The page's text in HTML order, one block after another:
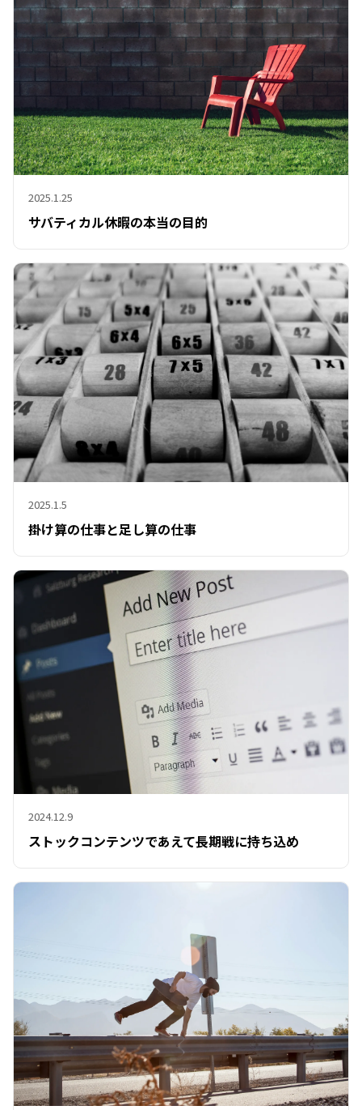
2025.1.25
サバティカル休暇の本当の目的
2025.1.5
掛け算の仕事と足し算の仕事
2024.12.9
ストックコンテンツであえて長期戦に持ち込め